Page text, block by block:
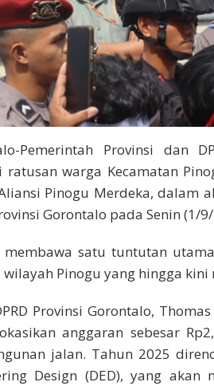
Pemerintah Provinsi dan
ratusan warga Kecamatan
Pinogu Merdeka, dalam
Gorontalo pada Senin (1/
satu tuntutan
Pinogu yang hingga
Provinsi Gorontalo,
anggaran sebesar
jalan. Tahun 2025
Design (DED), yang